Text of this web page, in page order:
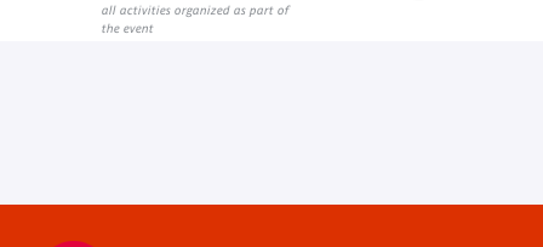
all activities organized as part of
the event